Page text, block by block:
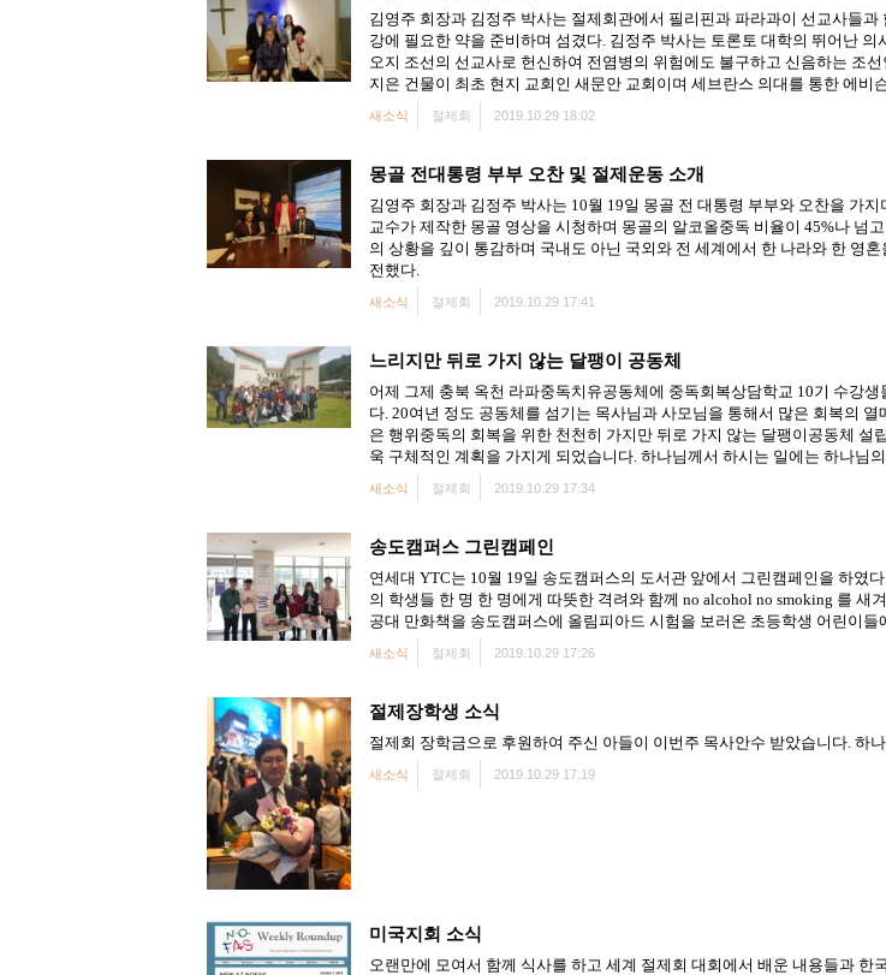
김영주 회장과 김정주 박사는 절제회관에서 필리핀과 파라과이 선교사들
강에 필요한 약을 준비하며 섬겼다. 김정주 박사는 토론토 대학의 뛰어난
오지 조선의 선교사로 헌신하여 전염병의 위험에도 불구하고 신음하는 조
지은 건물이 최초 현지 교회인 새문안 교회이며 세브란스 의대를 통한 에비
새소식 절제회 2019.10.29 18:02
몽골 전대통령 부부 오찬 및 절제운동 소개
김영주 회장과 김정주 박사는 10월 19일 몽골 전 대통령 부부와 오찬을 가
교수가 제작한 몽골 영상을 시청하며 몽골의 알코올중독 비율이 45%나 넘
의 상황을 깊이 통감하며 국내도 아닌 국외와 전 세계에서 한 나라와 한 영
전했다.
새소식 절제회 2019.10.29 17:41
느리지만 뒤로 가지 않는 달팽이 공동체
어제 그제 충북 옥천 라파중독치유공동체에 중독회복상담학교 10기 수강
다. 20여년 정도 공동체를 섬기는 목사님과 사모님을 통해서 많은 회복의
은 행위중독의 회복을 위한 천천히 가지만 뒤로 가지 않는 달팽이공동체
욱 구체적인 계획을 가지게 되었습니다. 하나님께서 하시는 일에는 하나님
새소식 절제회 2019.10.29 17:34
송도캠퍼스 그린캠페인
연세대 YTC는 10월 19일 송도캠퍼스의 도서관 앞에서 그린캠페인을 하였
의 학생들 한 명 한 명에게 따뜻한 격려와 함께 no alcohol no smoking 를
공대 만화책을 송도캠퍼스에 올림피아드 시험을 보러온 초등학생 어린이들
새소식 절제회 2019.10.29 17:26
절제장학생 소식
절제회 장학금으로 후원하여 주신 아들이 이번주 목사안수 받았습니다. 하
새소식 절제회 2019.10.29 17:19
미국지회 소식
오랜만에 모여서 함께 식사를 하고 세계 절제회 대회에서 배운 내용들과